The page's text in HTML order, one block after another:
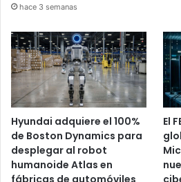
hace 3 semanas
Hyundai adquiere el 100%
de Boston Dynamics para
desplegar al robot
humanoide Atlas en
El